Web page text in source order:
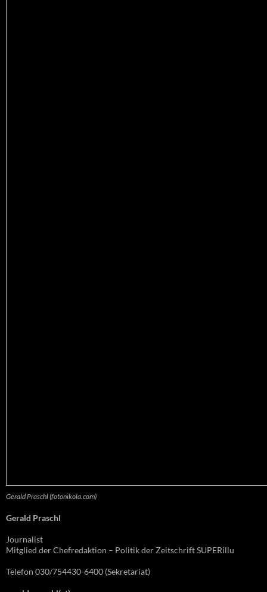
Gerald Praschl (fotonikola.com)
Gerald Praschl
Journalist
Mitglied der Chefredaktion – Politik der Zeitschrift SUPERillu
Telefon 030/754430-6400 (Sekretariat)